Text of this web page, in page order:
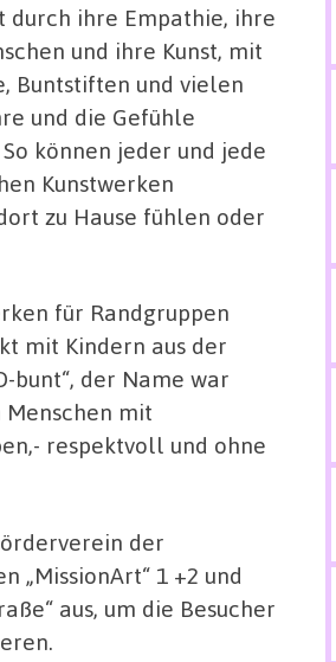
ihre Empathie, ihre
und ihre Kunst, mit
Buntstiften und vielen
und die Gefühle
können jeder und jede
Kunstwerken
zu Hause fühlen oder
für Randgruppen
mit Kindern aus der
bunt“, der Name war
mit
respektvoll und ohne
der
„MissionArt“ 1 +2 und
aus, um die Besucher